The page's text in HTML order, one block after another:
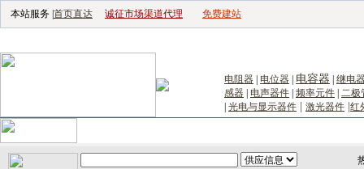
本站服务 | 首页直达 诚征市场渠道代理 免费建站
电阻器 电位器 电容器
继电
感器
电声器件 频率元件 二极
光电与显示器件 激光器件 红